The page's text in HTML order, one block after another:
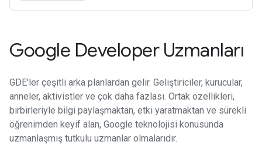
Google Developer Uzmanları
GDE'ler çeşitli arka planlardan gelir. Geliştiriciler, kurucular,
anneler, aktivistler ve çok daha fazlası. Ortak özellikleri,
birbirleriyle bilgi paylaşmaktan, etki yaratmaktan ve sürekli
öğrenimden keyif alan, Google teknolojisi konusunda
uzmanlaşmış tutkulu uzmanlar olmalarıdır.